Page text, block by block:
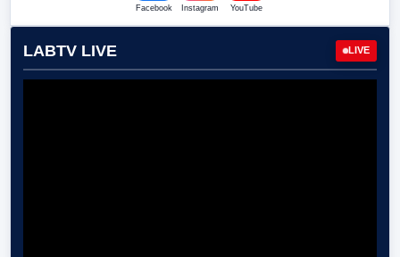
Facebook Instagram YouTube
LABTV LIVE LIVE